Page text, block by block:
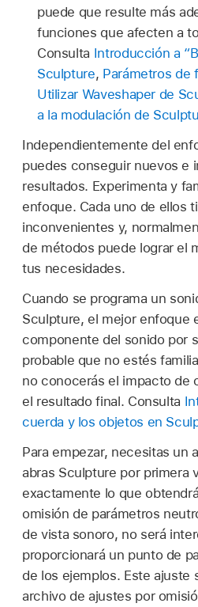
puede que resulte más
funciones que afecten a
Consulta Introducción a
Sculpture, Parámetros de
Utilizar Waveshaper de
a la modulación de
Independientemente del
puedes conseguir nuevos e
resultados. Experimenta y
enfoque. Cada uno de ellos
inconvenientes y,
de métodos puede lograr el
tus necesidades.
Cuando se programa un
Sculpture, el mejor enfoque
componente del sonido por
probable que no estés
no conocerás el impacto de
el resultado final. Consulta
cuerda y los objetos en
Para empezar, necesitas un
abras Sculpture por primera
exactamente lo que
omisión de parámetros
de vista sonoro, no será
proporcionará un punto de
de los ejemplos. Este ajuste
archivo de ajustes por